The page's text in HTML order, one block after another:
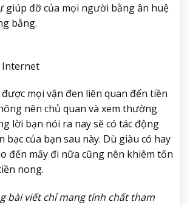
giúp đỡ của mọi người bằng ân huệ
bằng.
Internet
mọi vận đen liên quan đến tiền
nên chủ quan và xem thường
lời bạn nói ra nay sẽ có tác động
bạc của bạn sau này. Dù giàu có hay
đến mấy đi nữa cũng nên khiêm tốn
nong.
bài viết chỉ mang tính chất tham